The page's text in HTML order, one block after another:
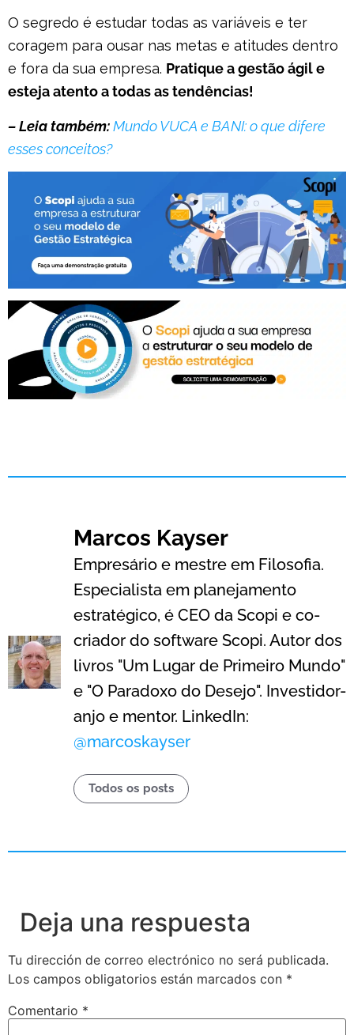
O segredo é estudar todas as variáveis e ter
coragem para ousar nas metas e atitudes dentro
e fora da sua empresa. Pratique a gestão ágil e
esteja atento a todas as tendências!
– Leia também:Mundo VUCA e BANI: o que difere
esses conceitos?
Marcos Kayser
Empresário e mestre em Filosofia.
Especialista em planejamento
estratégico, é CEO da Scopi e co-
criador do software Scopi. Autor dos
livros "Um Lugar de Primeiro Mundo"
e "O Paradoxo do Desejo". Investidor-
anjo e mentor. LinkedIn:
@marcoskayser
Todos os posts
Deja una respuesta
Tu dirección de correo electrónico no será publicada.
Los campos obligatorios están marcados con *
Comentario *